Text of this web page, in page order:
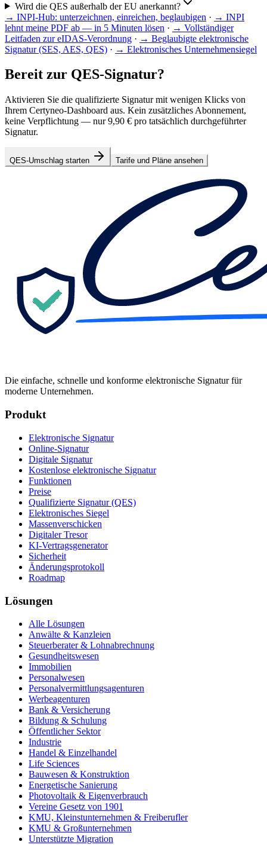
Wird die QES außerhalb der EU anerkannt?
→ INPI-Hub: unterzeichnen, einreichen, beglaubigen · → INPI
lehnt meine PDF ab — in 5 Minuten lösen · → Vollständiger
Leitfaden zur eIDAS-Verordnung · → Beglaubigte elektronische
Signatur (SES, AES, QES) · → Elektronisches Unternehmensiegel
Bereit zur QES-Signatur?
Aktivieren Sie die qualifizierte Signatur mit wenigen Klicks von
Ihrem Certyneo-Dashboard aus. Kein zusätzliches Abonnement,
keine Verpflichtung — nur 9,90 € pro tatsächlich durchgeführter
Signatur.
QES-Umschlag starten Tarife und Pläne ansehen
Die einfache, schnelle und konforme elektronische Signatur für
moderne Unternehmen.
Produkt
Elektronische Signatur
Online-Signatur
Digitale Signatur
Kostenlose elektronische Signatur
Funktionen
Preise
Qualifizierte Signatur (QES)
Elektronisches Siegel
Massenverschicken
Digitaler Tresor
KI-Vertragsgenerator
Sicherheit
Änderungsprotokoll
Roadmap
Lösungen
Alle Lösungen
Anwälte & Kanzleien
Steuerberater & Lohnabrechnung
Gesundheitswesen
Immobilien
Personalwesen
Personalvermittlungsagenturen
Werbeagenturen
Bank & Versicherung
Bildung & Schulung
Öffentlicher Sektor
Industrie
Handel & Einzelhandel
Life Sciences
Bauwesen & Konstruktion
Energetische Sanierung
Photovoltaik & Eigenverbrauch
Vereine Gesetz von 1901
KMU, Kleinstunternehmen & Freiberufler
KMU & Großunternehmen
Unterstützte Migration